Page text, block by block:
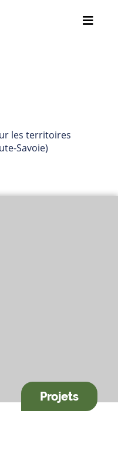
les territoires
Savoie)
Projets